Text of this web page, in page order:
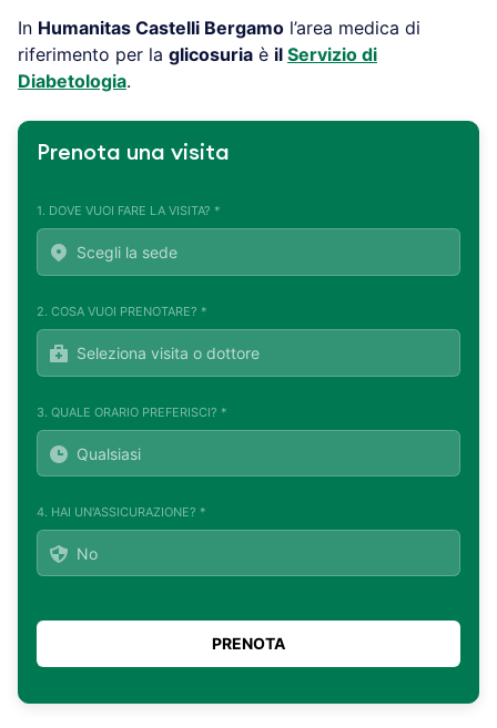
In Humanitas Castelli Bergamo l’area medica di
riferimento per la glicosuria è il Servizio di
Diabetologia.
Prenota una visita
1. DOVE VUOI FARE LA VISITA? *
2. COSA VUOI PRENOTARE? *
3. QUALE ORARIO PREFERISCI? *
4. HAI UN'ASSICURAZIONE? *